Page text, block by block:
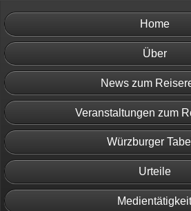
Home
Über
News zum
Veranstaltungen zum
Würzburger
Urteile
Medientätigkeit